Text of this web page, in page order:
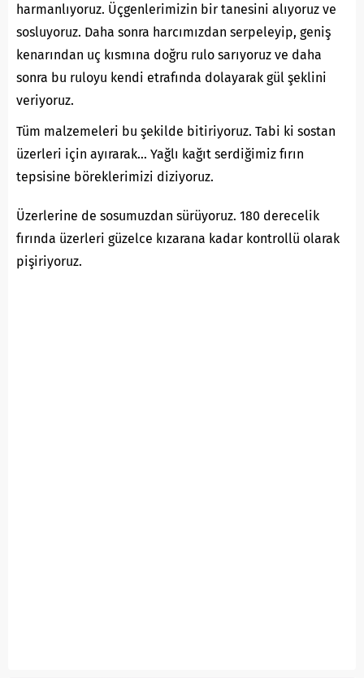
harmanlıyoruz. Üçgenlerimizin bir tanesini alıyoruz ve
sosluyoruz. Daha sonra harcımızdan serpeleyip, geniş
kenarından uç kısmına doğru rulo sarıyoruz ve daha
sonra bu ruloyu kendi etrafında dolayarak gül şeklini
veriyoruz.
Tüm malzemeleri bu şekilde bitiriyoruz. Tabi ki sostan
üzerleri için ayırarak… Yağlı kağıt serdiğimiz fırın
tepsisine böreklerimizi diziyoruz.
Üzerlerine de sosumuzdan sürüyoruz. 180 derecelik
fırında üzerleri güzelce kızarana kadar kontrollü olarak
pişiriyoruz.